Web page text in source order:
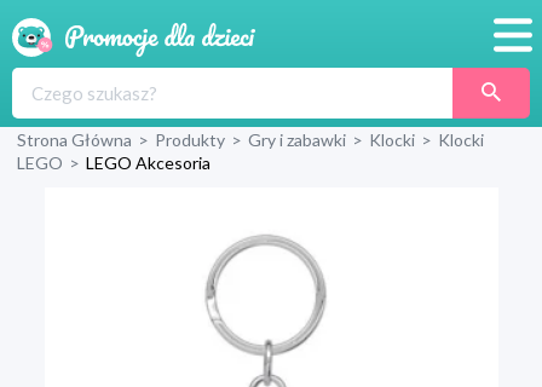
Produkty
Wyprawka
Strona Główna > Produkty > Gry i zabawki > Klocki > Klocki
LEGO > LEGO Akcesoria